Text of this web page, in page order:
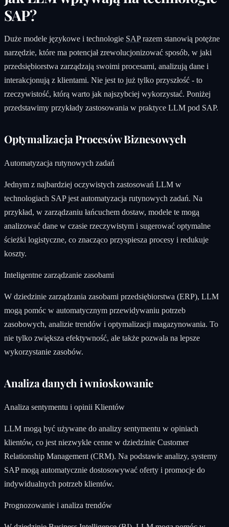
SAP?
Duże modele językowe i technologie SAPrazem stanowią potężne
narzędzie, które ma potencjał zrewolucjonizować sposób, w jaki
przedsiębiorstwa zarządzają swoimi procesami, analizują dane i
interakcjonują z klientami. Nie jest to już tylko przyszłość - to
rzeczywistość, którą warto jak najszybciej wykorzystać. Poniżej
przedstawimy przykłady zastosowania w praktyce LLM pod SAP.
Optymalizacja Procesów Biznesowych
Automatyzacja rutynowych zadań
Jednym z najbardziej oczywistych zastosowań LLM w
technologiach SAP jest automatyzacja rutynowych zadań. Na
przykład, w zarządzaniu łańcuchem dostaw, modele te mogą
analizować dane w czasie rzeczywistym i sugerować optymalne
ścieżki logistyczne, co znacząco przyspiesza procesy i redukuje
koszty.
Inteligentne zarządzanie zasobami
W dziedzinie zarządzania zasobami przedsiębiorstwa (ERP), LLM
mogą pomóc w automatycznym przewidywaniu potrzeb
zasobowych, analizie trendów i optymalizacji magazynowania. To
nie tylko zwiększa efektywność, ale także pozwala na lepsze
wykorzystanie zasobów.
Analiza danych i wnioskowanie
Analiza sentymentu i opinii Klientów
LLM mogą być używane do analizy sentymentu w opiniach
klientów, co jest niezwykle cenne w dziedzinie Customer
Relationship Management (CRM). Na podstawie analizy, systemy
SAP mogą automatycznie dostosowywać oferty i promocje do
indywidualnych potrzeb klientów.
Prognozowanie i analiza trendów